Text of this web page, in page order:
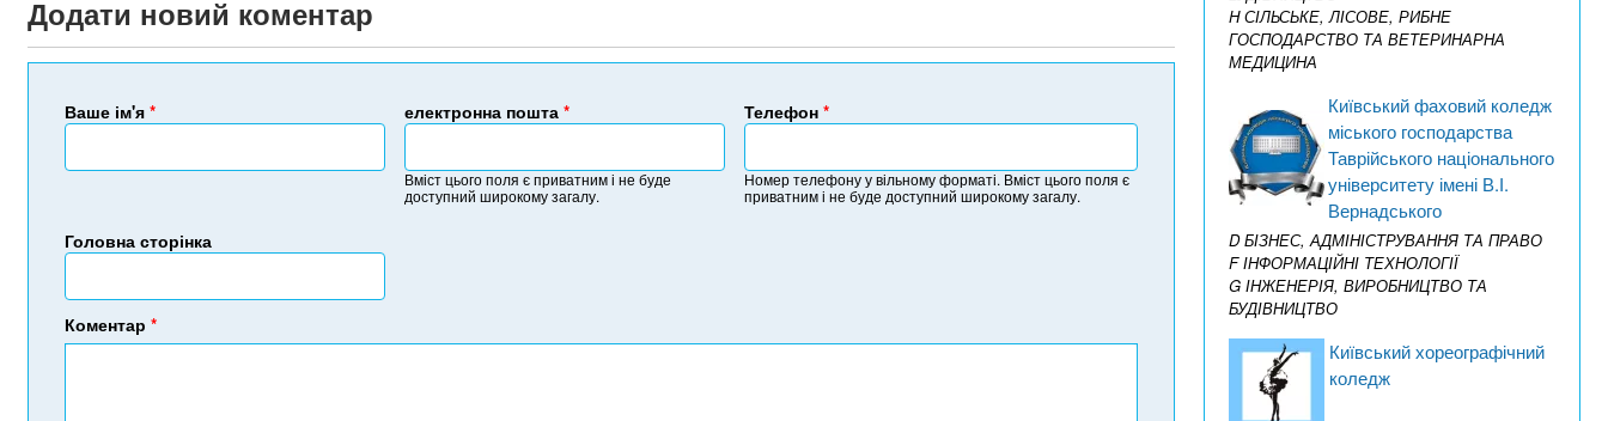
Додати новий коментар
Ваше ім'я* електронна пошта *
Вміст цього поля є приватним і не буде
доступний широкому загалу.
Головна сторінка
Телефон *
Н
м
е
ф
Номер телефону у вільному форматі. Вміст цього поля є
приватним і не буде доступний широкому загалу.
Коментар*
H СІЛЬСЬКЕ, ЛІСОВЕ, РИБНЕ
ГОСПОДАРСТВО ТА ВЕТЕРИНАРНА
МЕДИЦИНА
Київський фаховий коледж
міського господарства
Таврійського національного
університету імені В.І.
Вернадського
D БІЗНЕС, АДМІНІСТРУВАННЯ ТА ПРАВО
F ІНФОРМАЦІЙНІ ТЕХНОЛОГІЇ
G ІНЖЕНЕРІЯ, ВИРОБНИЦТВО ТА
БУДІВНИЦТВО
Київський хореографічний
коледж